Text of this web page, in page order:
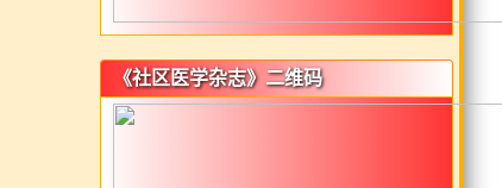
《社区医学杂志》二维码